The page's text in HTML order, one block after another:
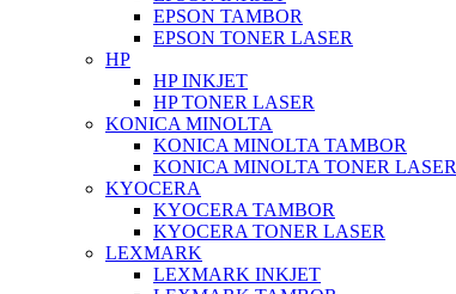
EPSON TAMBOR
EPSON TONER LASER
HP
HP INKJET
HP TONER LASER
KONICA MINOLTA
KONICA MINOLTA TAMBOR
KONICA MINOLTA TONER LASER
KYOCERA
KYOCERA TAMBOR
KYOCERA TONER LASER
LEXMARK
LEXMARK INKJET